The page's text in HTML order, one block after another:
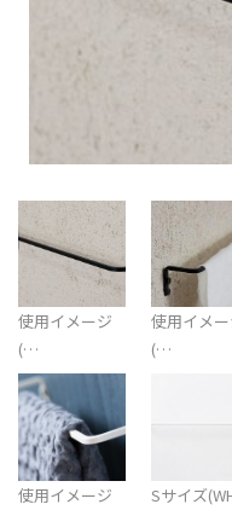
使用イメージ
(…
使用イメ
(…
使用イメージ
Sサイズ